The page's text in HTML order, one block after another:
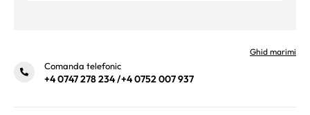
Ghid marimi
Comanda telefonic
+4 0747 278 234/+4 0752 007 937